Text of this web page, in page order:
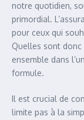
notre quotidien,
primordial.
pour ceux qui
Quelles sont
ensemble dans
formule.
Il est crucial de
limite pas à la